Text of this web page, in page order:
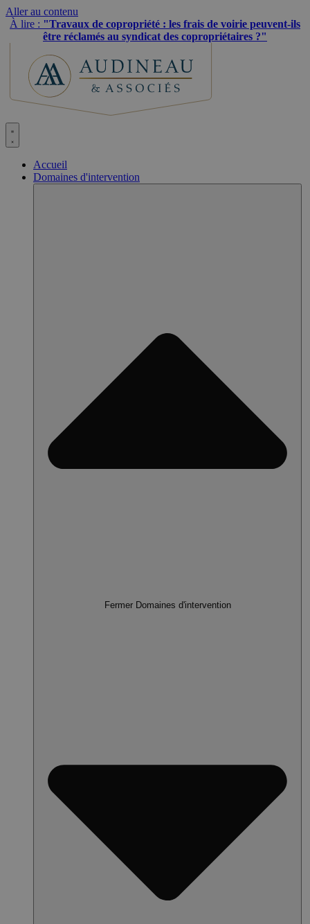
Aller au contenu
À lire : "Travaux de copropriété : les frais de voirie peuvent-ils
être réclamés au syndicat des copropriétaires ?"
Accueil
Domaines d'intervention
Fermer Domaines d'intervention